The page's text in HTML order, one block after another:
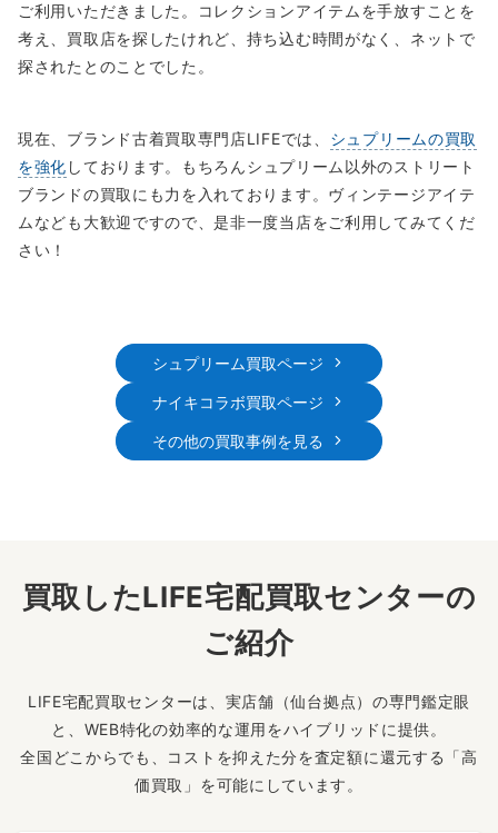
ご利用いただきました。コレクションアイテムを手放すことを
考え、買取店を探したけれど、持ち込む時間がなく、ネットで
探されたとのことでした。
現在、ブランド古着買取専門店LIFEでは、 シュプリームの買取
を強化 しております。もちろんシュプリーム以外のストリート
ブランドの買取にも力を入れております。ヴィンテージアイテ
ムなども大歓迎ですので、是非一度当店をご利用してみてくだ
さい！
シュプリーム買取ページ
ナイキコラボ買取ページ
その他の買取事例を見る
買取したLIFE宅配買取センターの
ご紹介
LIFE宅配買取センターは、実店舗（仙台拠点）の専門鑑定眼
と、WEB特化の効率的な運用をハイブリッドに提供。
全国どこからでも、コストを抑えた分を査定額に還元する「高
価買取」を可能にしています。